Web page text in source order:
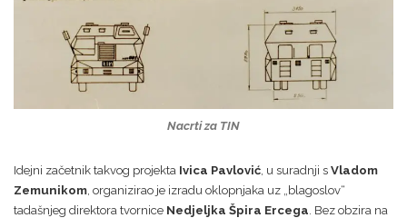
Nacrti za TIN
Idejni začetnik takvog projekta Ivica Pavlović , u suradnji s Vladom
Zemunikom , organizirao je izradu oklopnjaka uz „blagoslov“
tadašnjeg direktora tvornice Nedjeljka Špira Ercega . Bez obzira na